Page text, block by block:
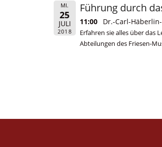
MI.
25
JULI
2018
Führung durch
11:00 Dr.-Carl-
Erfahren sie alles über das
Abteilungen des Friesen-